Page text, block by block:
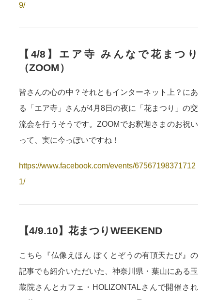
9/
【4/8】エア寺 みんなで花まつり
（ZOOM）
皆さんの心の中？それともインターネット上？にあ
る「エア寺」さんが4月8日の夜に「花まつり」の交
流会を行うそうです。ZOOMでお釈迦さまのお祝い
って、実に今っぽいですね！
https://www.facebook.com/events/67567198371712
1/
【4/9.10】花まつりWEEKEND
こちら『仏像えほん ぼくとぞうの有頂天たび』の
記事でも紹介いただいた、神奈川県・葉山にある玉
蔵院さんとカフェ・HOLIZONTALさんで開催され